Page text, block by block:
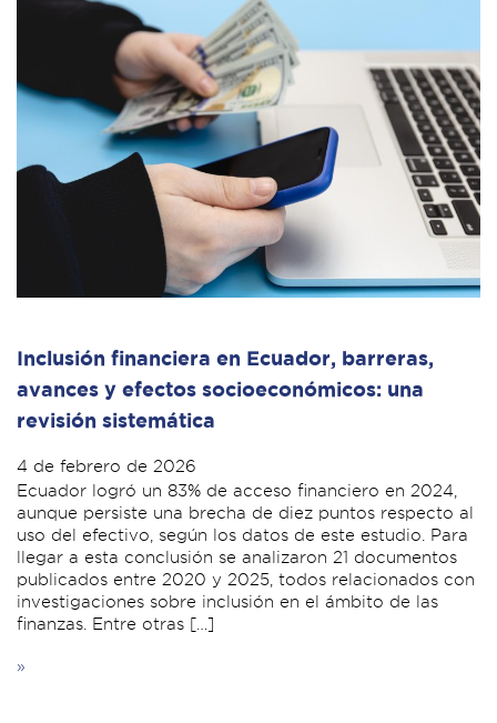
Inclusión financiera en Ecuador, barreras,
avances y efectos socioeconómicos: una
revisión sistemática
4 de febrero de 2026
Ecuador logró un 83% de acceso financiero en 2024,
aunque persiste una brecha de diez puntos respecto al
uso del efectivo, según los datos de este estudio. Para
llegar a esta conclusión se analizaron 21 documentos
publicados entre 2020 y 2025, todos relacionados con
investigaciones sobre inclusión en el ámbito de las
finanzas. Entre otras […]
»